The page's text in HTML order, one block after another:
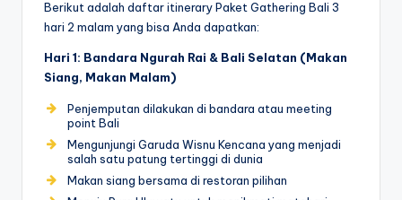
Berikut adalah daftar itinerary Paket Gathering Bali 3
hari 2 malam yang bisa Anda dapatkan:
Hari 1: Bandara Ngurah Rai & Bali Selatan (Makan
Siang, Makan Malam)
Penjemputan dilakukan di bandara atau meeting
point Bali
Mengunjungi Garuda Wisnu Kencana yang menjadi
salah satu patung tertinggi di dunia
Makan siang bersama di restoran pilihan